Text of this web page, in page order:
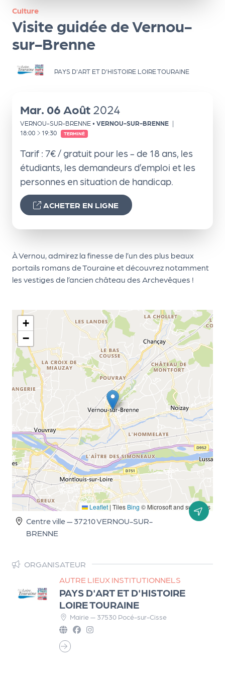
Culture
Visite guidée de Vernou-
sur-Brenne
PAYS D'ART ET D'HISTOIRE LOIRE TOURAINE
Mar. 06 Août 2024
VERNOU-SUR-BRENNE • VERNOU-SUR-BRENNE |
18:00 À
19:30 TERMINÉ
Tarif : 7€ / gratuit pour les - de 18 ans, les
étudiants, les demandeurs d’emploi et les
personnes en situation de handicap.
ACHETER EN LIGNE
À Vernou, admirez la finesse de l’un des plus beaux
portails romans de Touraine et découvrez notamment
les vestiges de l’ancien château des Archevêques !
+
−
Leaflet | Tiles Bing © Microsoft and suppliers
Centre ville — 37210 VERNOU-SUR-
BRENNE
ORGANISATEUR
AUTRE LIEUX INSTITUTIONNELS
PAYS D'ART ET D'HISTOIRE
LOIRE TOURAINE
Mairie — 37530 Pocé-sur-Cisse
ns
PR
O
G!
PR
G!
Le
g
Sui
vr
e
le
O
G!
os
se
rvi
ce
s
k
it
d
e
l'
o
r
a